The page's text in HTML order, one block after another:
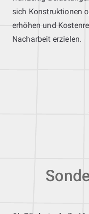
sich Konstruktionen
erhöhen und
Nacharbeit erzielen.